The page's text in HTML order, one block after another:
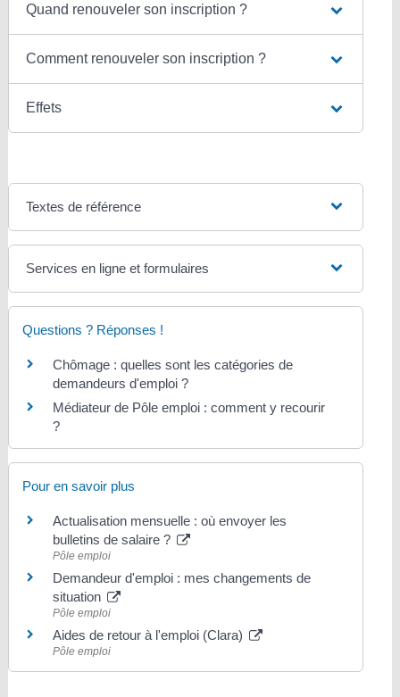
Quand renouveler son inscription ?
Comment renouveler son inscription ?
Effets
Textes de référence
Services en ligne et formulaires
Questions ? Réponses !
Chômage : quelles sont les catégories de
demandeurs d'emploi ?
Médiateur de Pôle emploi : comment y recourir
?
Pour en savoir plus
Actualisation mensuelle : où envoyer les
bulletins de salaire ?
Pôle emploi
Demandeur d'emploi : mes changements de
situation
Pôle emploi
Aides de retour à l'emploi (Clara)
Pôle emploi